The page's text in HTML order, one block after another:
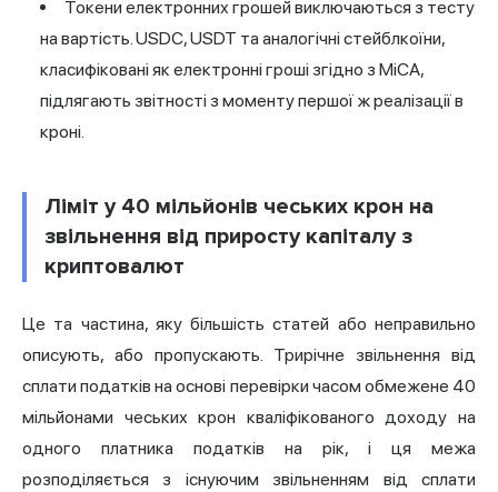
Токени електронних грошей виключаються з тесту
на вартість. USDC, USDT та аналогічні стейблкоїни,
класифіковані як електронні гроші згідно з MiCA,
підлягають звітності з моменту першої ж реалізації в
кроні.
Ліміт у 40 мільйонів чеських крон на
звільнення від приросту капіталу з
криптовалют
Це та частина, яку більшість статей або неправильно
описують, або пропускають. Трирічне звільнення від
сплати податків на основі перевірки часом обмежене 40
мільйонами чеських крон кваліфікованого доходу на
одного платника податків на рік, і ця межа
розподіляється з існуючим звільненням від сплати